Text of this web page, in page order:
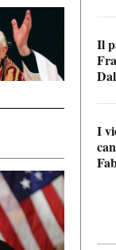
Il
I